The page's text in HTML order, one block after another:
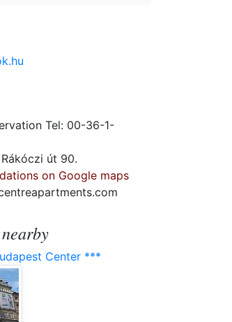
Tel: 00-36-1-
út 90.
on Google maps
Center ***